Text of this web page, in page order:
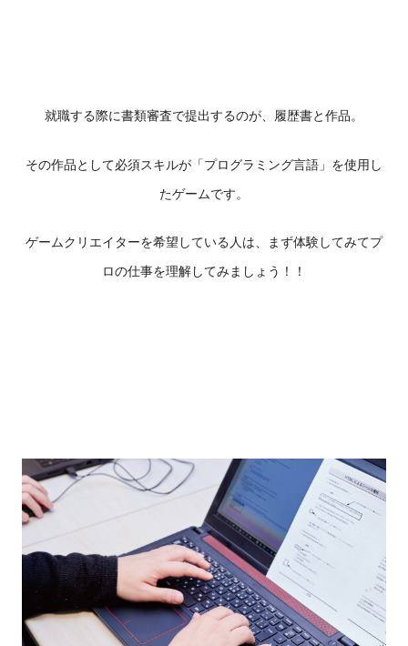
就職する際に書類審査で提出するのが、履歴書と作品。
その作品として必須スキルが「プログラミング言語」を使用し
たゲームです。
ゲームクリエイターを希望している人は、まず体験してみてプ
ロの仕事を理解してみましょう！！